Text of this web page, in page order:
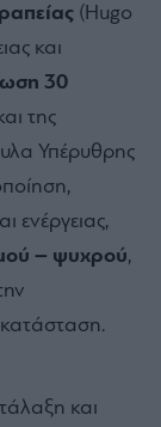
(Hugo
και
30
της
Υπέρυθρης
ενέργειας,
– ψυχρού,
και